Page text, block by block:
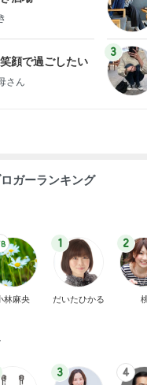
顔で過ごしたい
さん
3
ガーランキング
林麻央
1
だいたひかる
2
3 4